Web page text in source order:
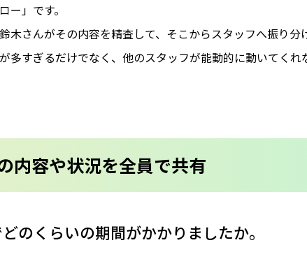
」です。
木さんがその内容を精査して、そこからスタッフへ振り
多すぎるだけでなく、他のスタッフが能動的に動いてくれ
内容や状況を全員で共有
くらいの期間がかかりましたか。